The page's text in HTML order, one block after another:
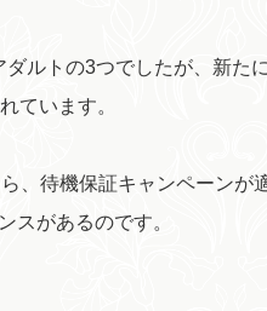
ルトの3つでしたが、新た
ています。
、待機保証キャンペーンが
スがあるのです。